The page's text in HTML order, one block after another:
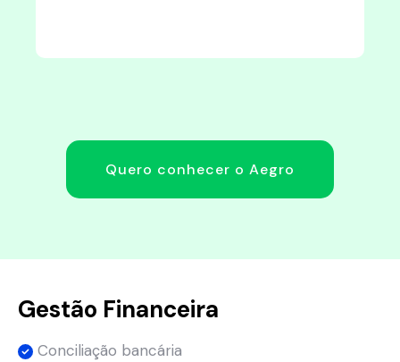
Quero conhecer o Aegro
Gestão Financeira
Conciliação bancária